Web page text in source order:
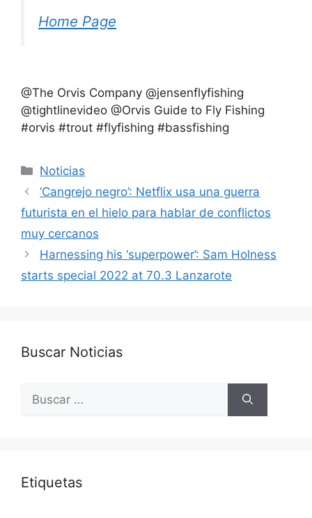
Home Page
@The Orvis Company @jensenflyfishing
@tightlinevideo @Orvis Guide to Fly Fishing
#orvis #trout #flyfishing #bassfishing
Categorías
Noticias
‘Cangrejo negro’: Netflix usa una guerra
futurista en el hielo para hablar de conflictos
muy cercanos
Harnessing his ‘superpower’: Sam Holness
starts special 2022 at 70.3 Lanzarote
Buscar Noticias
Buscar:
Etiquetas